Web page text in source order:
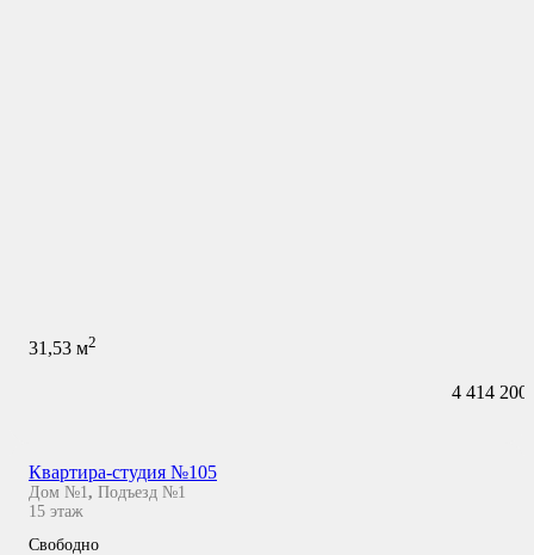
31,53 м2
4 414 200
Квартира-студия №105
Дом №1 , Подъезд №1
15 этаж
Свободно